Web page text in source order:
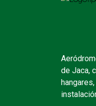
de Jaca,